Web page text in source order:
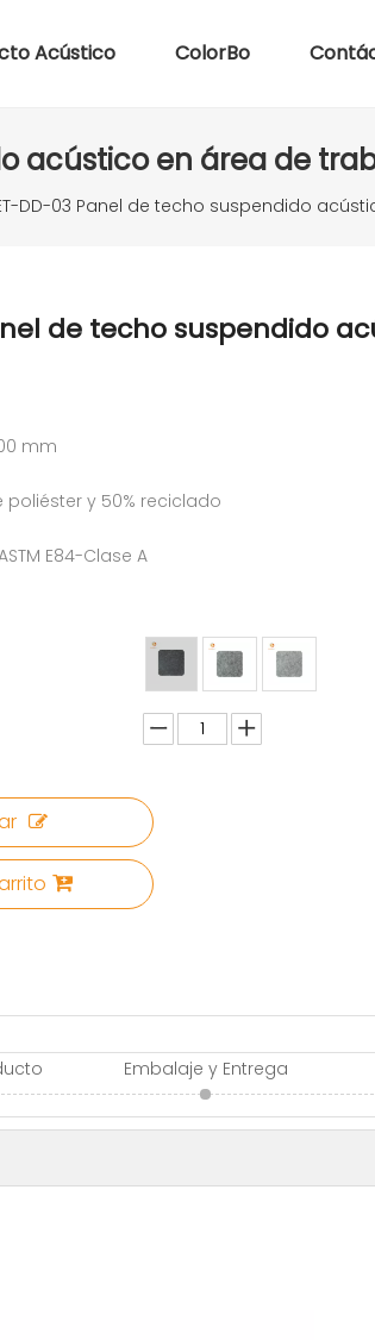
Acústico ColorBo
acústico en área de
DD-03 Panel de techo suspendido
de techo suspendido
mm
poliéster y 50% reciclado
E84-Clase A
Embalaje y Entrega